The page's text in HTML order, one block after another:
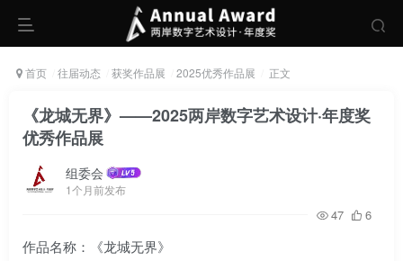
首页 往届动态 获奖作品展 2025优秀作品展 正文
《龙城无界》——2025两岸数字艺术设计·年度奖
优秀作品展
组委会
1个月前发布
47 6
作品名称：《龙城无界》